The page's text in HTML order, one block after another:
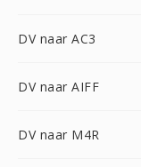
DV naar AC3
DV naar AIFF
DV naar M4R